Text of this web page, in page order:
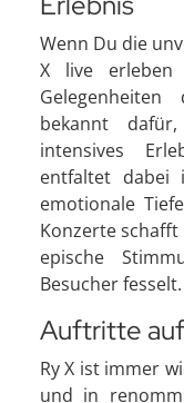
Wenn Du die
X live erleben
bekannt
intensives
entfaltet
emotionale
Konzerte schafft
epische
Besucher fesselt.
Auftritte
Ry X ist immer
und in